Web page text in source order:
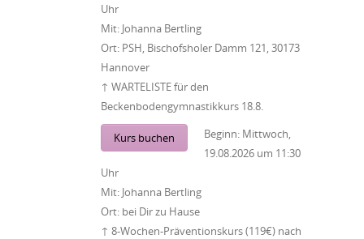
Uhr
Mit: Johanna Bertling
Ort: PSH, Bischofsholer Damm 121, 30173
Hannover
↑ WARTELISTE für den
Beckenbodengymnastikkurs 18.8.
Kurs buchen Beginn: Mittwoch,
19.08.2026 um 11:30
Uhr
Mit: Johanna Bertling
Ort: bei Dir zu Hause
↑ 8-Wochen-Präventionskurs (119€) nach